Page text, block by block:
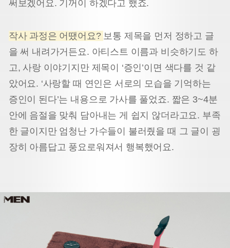
써보겠어요. 기꺼이 하겠다고 했죠.
작사 과정은 어땠어요? 보통 제목을 먼저 정하고 글
을 써 내려가거든요. 아티스트 이름과 비슷하기도 하
고, 사랑 이야기지만 제목이 ‘증인’이면 색다를 것 같
았어요. ‘사랑할 때 연인은 서로의 모습을 기억하는
증인이 된다’는 내용으로 가사를 풀었죠. 짧은 3~4분
안에 음절을 맞춰 담아내는 게 쉽지 않더라고요. 부족
한 글이지만 엄청난 가수들이 불러줬을 때 그 글이 굉
장히 아름답고 풍요로워져서 행복했어요.